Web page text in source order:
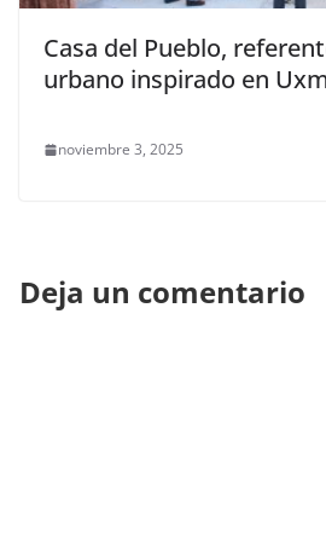
Casa del Pueblo,
urbano inspirado en
noviembre 3, 2025
Deja un comentario